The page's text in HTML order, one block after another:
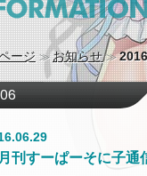
information
ージ
お知らせ
月刊すーぱーそに子